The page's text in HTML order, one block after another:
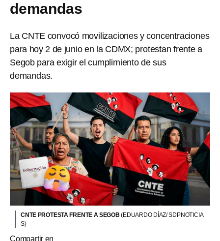
demandas
La CNTE convocó movilizaciones y concentraciones
para hoy 2 de junio en la CDMX; protestan frente a
Segob para exigir el cumplimiento de sus
demandas.
CNTE PROTESTA FRENTE A SEGOB(EDUARDO DÍAZ/ SDPNOTICIA
S)
Compartir en